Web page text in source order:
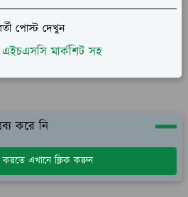
পোস্ট দেখুন
মার্কশিট সহ
করে নি
করতে এখানে ক্লিক করুন